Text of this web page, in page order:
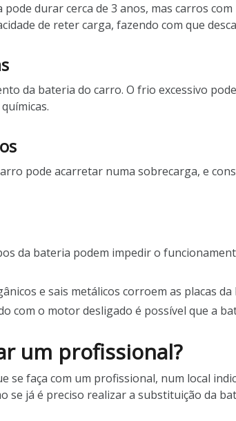
durar cerca de 3 anos, mas carros
de reter carga, fazendo com que
da bateria do carro. O frio excessivo
pode acarretar numa sobrecarga, e
da bateria podem impedir o
e sais metálicos corroem as placas da
com o motor desligado é possível que a
um profissional?
se faça com um profissional, num local
se já é preciso realizar a substituição da